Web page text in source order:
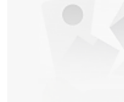
fortalece la marca. Por otro lado,
inadecuado puede provocar daños
de los clientes, costes